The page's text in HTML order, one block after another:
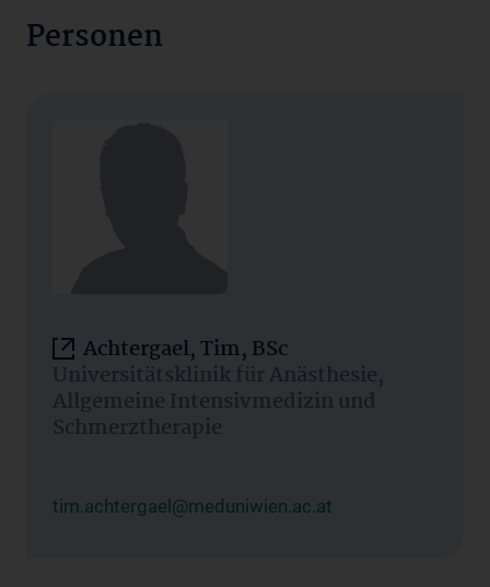
Personen
Achtergael, Tim, BSc
Universitätsklinik für Anästhesie,
Allgemeine Intensivmedizin und
Schmerztherapie
tim.achtergael@meduniwien.ac.at